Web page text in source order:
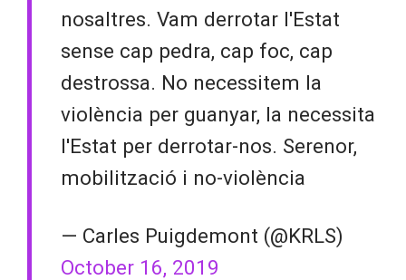
nosaltres. Vam derrotar l'Estat
sense cap pedra, cap foc, cap
destrossa. No necessitem la
violència per guanyar, la necessita
l'Estat per derrotar-nos. Serenor,
mobilització i no-violència
— Carles Puigdemont (@KRLS)
October 16, 2019